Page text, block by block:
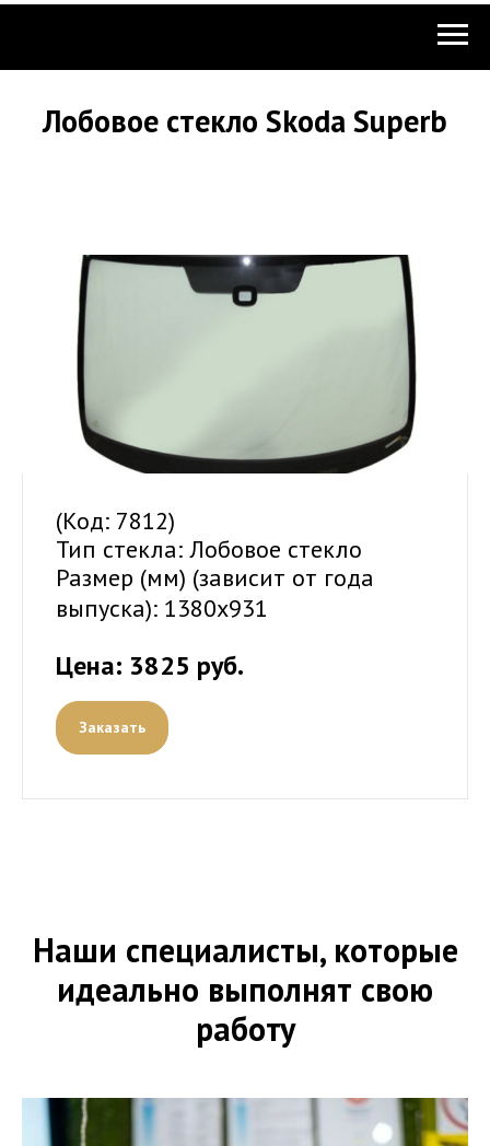
Лобовое стекло Skoda Superb
(Код: 7812)
Тип стекла: Лобовое стекло
Размер (мм) (зависит от года
выпуска): 1380x931
Цена: 3825 руб.
Заказать
Наши специалисты, которые
идеально выполнят свою
работу